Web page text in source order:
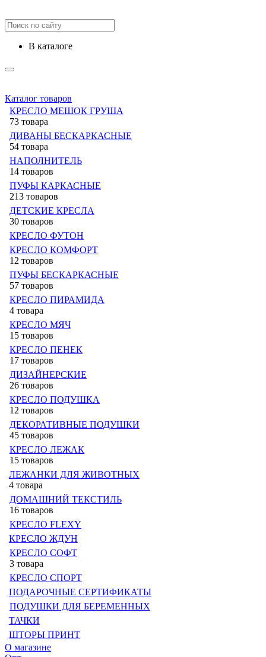
в каталоге
Каталог товаров
КРЕСЛО МЕШОК ГРУША
73 товара
ДИВАНЫ БЕСКАРКАСНЫЕ
54 товара
НАПОЛНИТЕЛЬ
14 товаров
ПУФЫ КАРКАСНЫЕ
213 товаров
ДЕТСКИЕ КРЕСЛА
30 товаров
КРЕСЛО ФУТОН
КРЕСЛО КОМФОРТ
12 товаров
ПУФЫ БЕСКАРКАСНЫЕ
57 товаров
КРЕСЛО ПИРАМИДА
4 товара
КРЕСЛО МЯЧ
15 товаров
КРЕСЛО ПЕНЕК
17 товаров
ДИЗАЙНЕРСКИЕ
26 товаров
КРЕСЛО ПОДУШКА
12 товаров
ДЕКОРАТИВНЫЕ ПОДУШКИ
45 товаров
КРЕСЛО ЛЕЖАК
15 товаров
ЛЕЖАНКИ ДЛЯ ЖИВОТНЫХ
4 товара
ДОМАШНИЙ ТЕКСТИЛЬ
16 товаров
КРЕСЛО FLEXY
КРЕСЛО ЖДУН
КРЕСЛО СОФТ
3 товара
КРЕСЛО СПОРТ
ПОДАРОЧНЫЕ СЕРТИФИКАТЫ
ПОДУШКИ ДЛЯ БЕРЕМЕННЫХ
ТАЧКИ
ШТОРЫ ПРИНТ
О магазине